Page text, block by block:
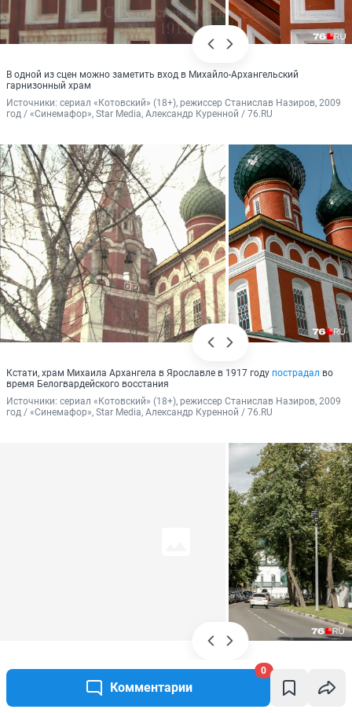
Комментарии
0
В одной из сцен можно заметить вход в Михайло-Архангельский
гарнизонный храм
Источники: сериал «Котовский» (18+), режиссер Станислав Назиров, 2009
год / «Синемафор», Star Media, Александр Куренной / 76.RU
Кстати, храм Михаила Архангела в Ярославле в 1917 году пострадал во
время Белогвардейского восстания
Источники: сериал «Котовский» (18+), режиссер Станислав Назиров, 2009
год / «Синемафор», Star Media, Александр Куренной / 76.RU
А это фрагмент ограды на Которосльной набережной
сериал «Котовский» (18+), режиссер Станислав Назиров, 2009
год / «Синемафор», Star Media, Александр Куренной / 76.RU